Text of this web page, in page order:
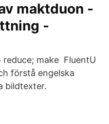
maktduon -
-
make FluentU
förstå engelska
bildtexter.